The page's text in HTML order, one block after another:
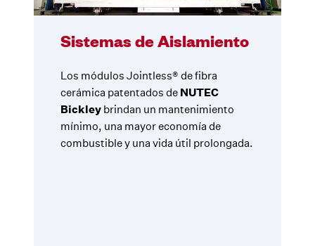
Sistemas de Aislamiento
Los módulos Jointless® de fibra
cerámica patentados de NUTEC
Bickleybrindan un mantenimiento
mínimo, una mayor economía de
combustible y una vida útil prolongada.